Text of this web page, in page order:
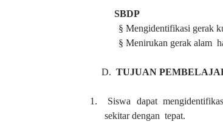
SBDP
§ Mengidentifikasi gerak
§ Menirukan gerak alam
D. TUJUAN
1.
Siswa dapat
sekitar dengan tepat.